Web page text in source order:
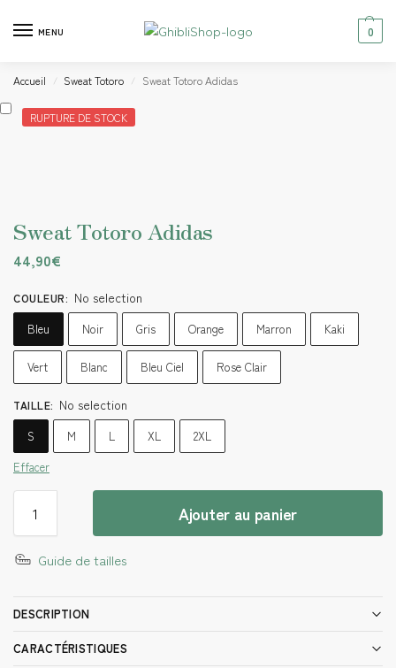
MENU 0
Accueil / Sweat Totoro / Sweat Totoro Adidas
RUPTURE DE STOCK
Sweat Totoro Adidas
44,90€
COULEUR: No selection
Bleu Noir Gris Orange Marron Kaki
Vert Blanc Bleu Ciel Rose Clair
TAILLE: No selection
S M L XL
2XL
Effacer
Ajouter au panier
Guide de tailles
DESCRIPTION
CARACTÉRISTIQUES